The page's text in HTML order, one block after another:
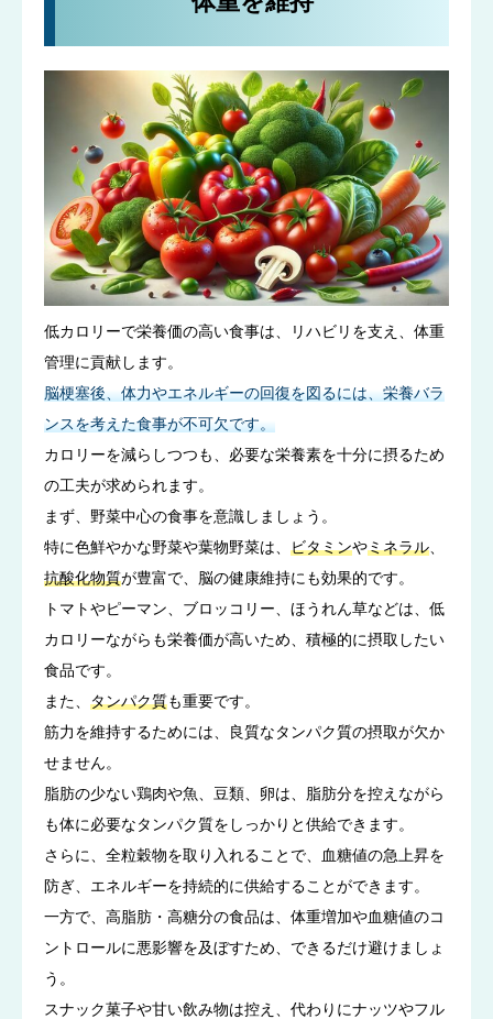
低カロリーで栄養価の高い食事は、リハビリを支え、体重
管理に貢献します。
脳梗塞後、体力やエネルギーの回復を図るには、栄養バラ
ンスを考えた食事が不可欠です。
カロリーを減らしつつも、必要な栄養素を十分に摂るため
の工夫が求められます。
まず、野菜中心の食事を意識しましょう。
特に色鮮やかな野菜や葉物野菜は、 ビタミンやミネラル
抗酸化物質が豊富で、脳の健康維持にも効果的です。
トマトやピーマン、ブロッコリー、ほうれん草などは、低
カロリーながらも栄養価が高いため、積極的に摂取したい
食品です。
また、 タンパク質も重要です。
筋力を維持するためには、良質なタンパク質の摂取が欠か
せません。
脂肪の少ない鶏肉や魚、豆類、卵は、脂肪分を控えながら
も体に必要なタンパク質をしっかりと供給できます。
さらに、全粒穀物を取り入れることで、血糖値の急上昇を
防ぎ、エネルギーを持続的に供給することができます。
一方で、高脂肪・高糖分の食品は、体重増加や血糖値のコ
ントロールに悪影響を及ぼすため、できるだけ避けましょ
う。
スナック菓子や甘い飲み物は控え、代わりにナッツやフル